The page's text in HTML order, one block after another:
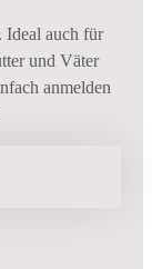
Ideal auch für
und Väter
anmelden